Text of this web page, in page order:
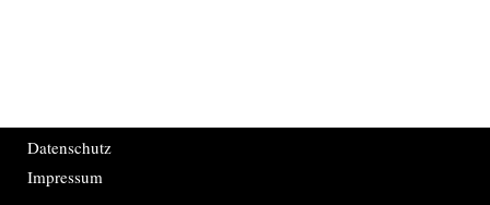
Datenschutz
Impressum